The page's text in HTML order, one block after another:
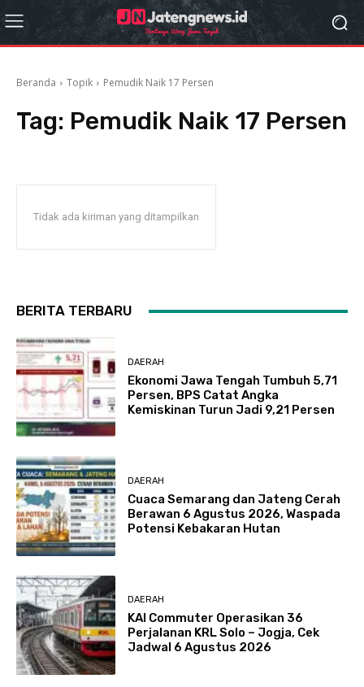
Beranda Topik Pemudik Naik 17 Persen
Tag: Pemudik Naik 17 Persen
Tidak ada kiriman yang ditampilkan
BERITA TERBARU
DAERAH
Ekonomi Jawa Tengah Tumbuh 5,71
Persen, BPS Catat Angka
Kemiskinan Turun Jadi 9,21 Persen
DAERAH
Cuaca Semarang dan Jateng Cerah
Berawan 6 Agustus 2026, Waspada
Potensi Kebakaran Hutan
DAERAH
KAI Commuter Operasikan 36
Perjalanan KRL Solo – Jogja, Cek
Jadwal 6 Agustus 2026